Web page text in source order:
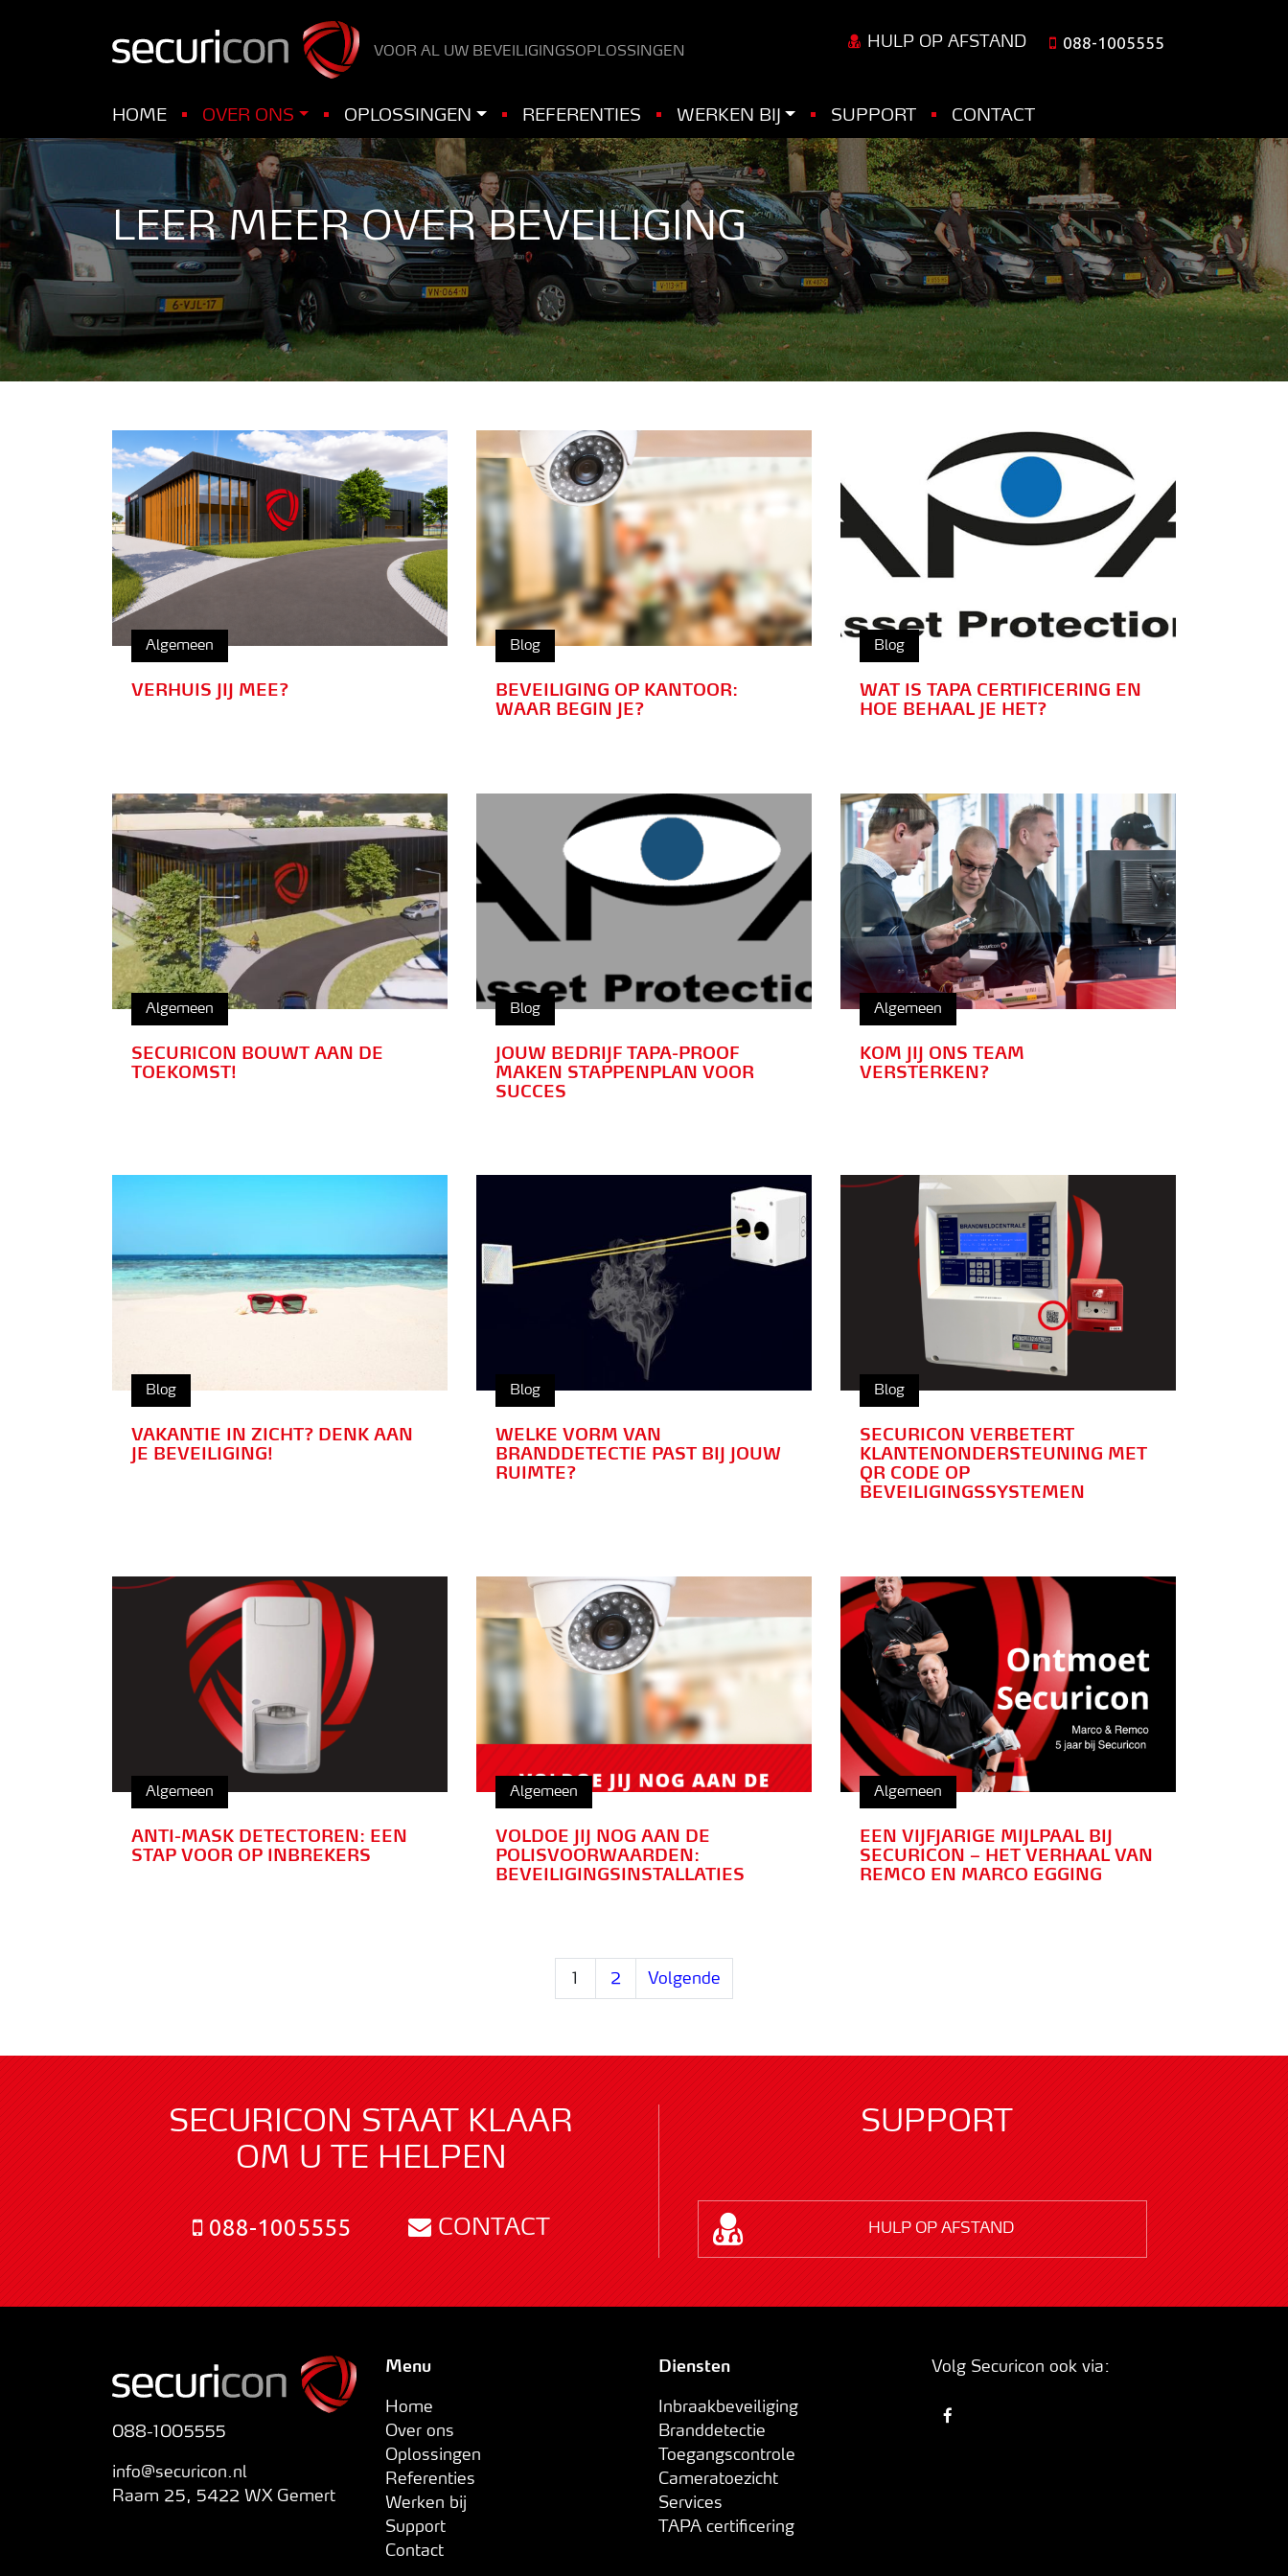
VOOR AL UW BEVEILIGINGSOPLOSSINGEN HULP OP AFSTAND 088-1005555
HOME OVER ONS OPLOSSINGEN REFERENTIES WERKEN BIJ SUPPORT CONTACT
LEER MEER OVER BEVEILIGING
VERHUIS JIJ MEE?
Algemeen
BEVEILIGING OP KANTOOR:
WAAR BEGIN JE?
Blog
WAT IS TAPA CERTIFICERING EN
HOE BEHAAL JE HET?
Blog
SECURICON BOUWT AAN DE
TOEKOMST!
Algemeen
JOUW BEDRIJF TAPA-PROOF
MAKEN STAPPENPLAN VOOR
SUCCES
Blog
KOM JIJ ONS TEAM
VERSTERKEN?
Algemeen
VAKANTIE IN ZICHT? DENK AAN
JE BEVEILIGING!
Blog
WELKE VORM VAN
BRANDDETECTIE PAST BIJ JOUW
RUIMTE?
Blog
SECURICON VERBETERT
KLANTENONDERSTEUNING MET
QR CODE OP
BEVEILIGINGSSYSTEMEN
Blog
ANTI-MASK DETECTOREN: EEN
STAP VOOR OP INBREKERS
Algemeen
VOLDOE JIJ NOG AAN DE
POLISVOORWAARDEN:
BEVEILIGINGSINSTALLATIES
Algemeen
EEN VIJFJARIGE MIJLPAAL BIJ
SECURICON – HET VERHAAL VAN
REMCO EN MARCO EGGING
Algemeen
1 2 Volgende
SECURICON STAAT KLAAR
OM U TE HELPEN
088-1005555 CONTACT
SUPPORT
HULP OP AFSTAND
088-1005555
info@securicon.nl
Raam 25, 5422 WX Gemert
Menu
Home
Over ons
Oplossingen
Referenties
Werken bij
Support
Contact
Diensten
Inbraakbeveiliging
Branddetectie
Toegangscontrole
Cameratoezicht
Services
TAPA certificering
Volg Securicon ook via: